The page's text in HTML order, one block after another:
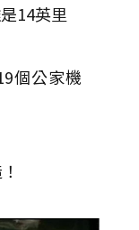
14英里
個公家機